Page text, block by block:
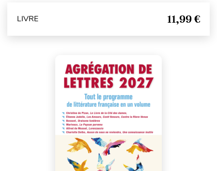
LIVRE 11,99 €